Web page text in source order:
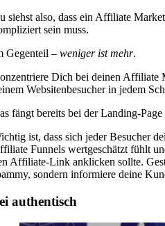
siehst also, dass ein Affiliate
sein muss.
Gegenteil – weniger ist mehr.
Dich bei deinen Affiliate
Websitenbesucher in jedem
fängt bereits bei der Landing-
ist, dass sich jeder Besucher
Funnels wertgeschätzt fühlt
Affiliate-Link anklicken sollte.
sondern informiere deine
authentisch